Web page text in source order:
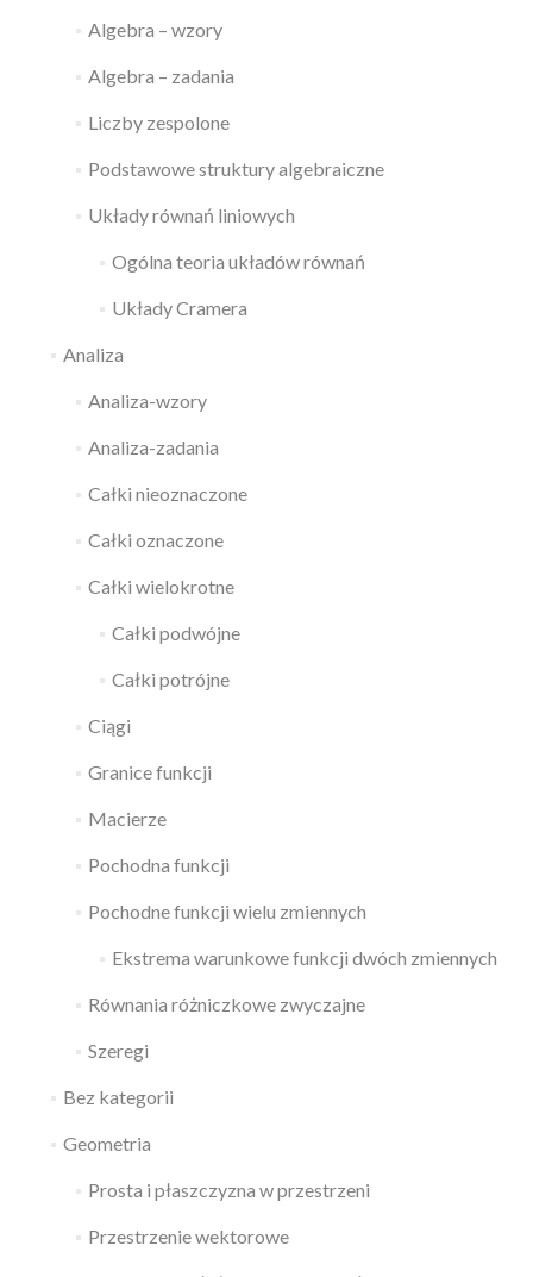
Algebra – wzory
Algebra – zadania
Liczby zespolone
Podstawowe struktury algebraiczne
Układy równań liniowych
Ogólna teoria układów równań
Układy Cramera
Analiza
Analiza-wzory
Analiza-zadania
Całki nieoznaczone
Całki oznaczone
Całki wielokrotne
Całki podwójne
Całki potrójne
Ciągi
Granice funkcji
Macierze
Pochodna funkcji
Pochodne funkcji wielu zmiennych
Ekstrema warunkowe funkcji dwóch zmiennych
Równania różniczkowe zwyczajne
Szeregi
Bez kategorii
Geometria
Prosta i płaszczyzna w przestrzeni
Przestrzenie wektorowe